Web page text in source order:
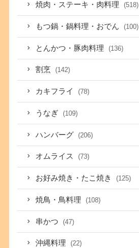
焼肉・ステーキ・肉料理 (518)
もつ鍋・鍋料理・おでん (100)
とんかつ・豚肉料理 (136)
割烹 (142)
カキフライ (78)
うなぎ (109)
ハンバーグ (206)
オムライス (73)
お好み焼き・たこ焼き (125)
焼鳥・鳥料理 (108)
串かつ (47)
沖縄料理 (22)